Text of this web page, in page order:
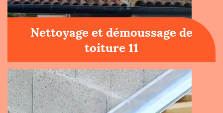
Nettoyage et démoussage de
toiture 11